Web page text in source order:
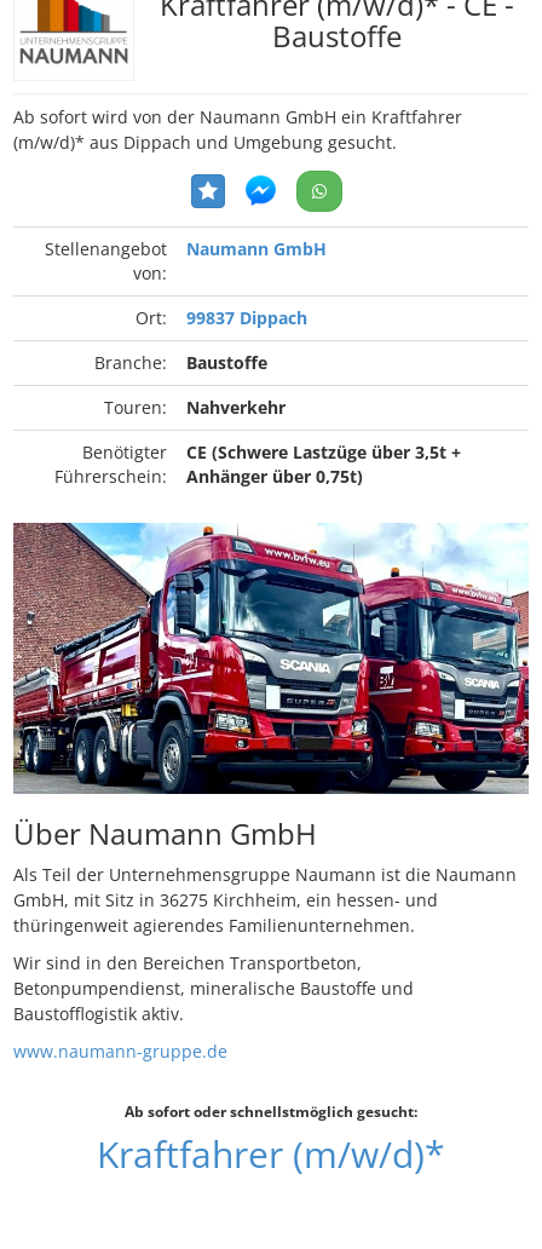
Baustoffe
Ab sofort wird von der Naumann GmbH ein Kraftfahrer
(m/w/d)* aus Dippach und Umgebung gesucht.
Stellenangebot
von:
Naumann GmbH
Ort:
99837 Dippach
Branche:
Baustoffe
Touren:
Nahverkehr
Benötigter
Führerschein:
CE (Schwere Lastzüge über 3,5t +
Anhänger über 0,75t)
Über Naumann GmbH
Als Teil der Unternehmensgruppe Naumann ist die Naumann
GmbH, mit Sitz in 36275 Kirchheim, ein hessen- und
thüringenweit agierendes Familienunternehmen.
Wir sind in den Bereichen Transportbeton,
Betonpumpendienst, mineralische Baustoffe und
Baustofflogistik aktiv.
www.naumann-gruppe.de
Ab sofort oder schnellstmöglich gesucht:
Kraftfahrer (m/w/d)*